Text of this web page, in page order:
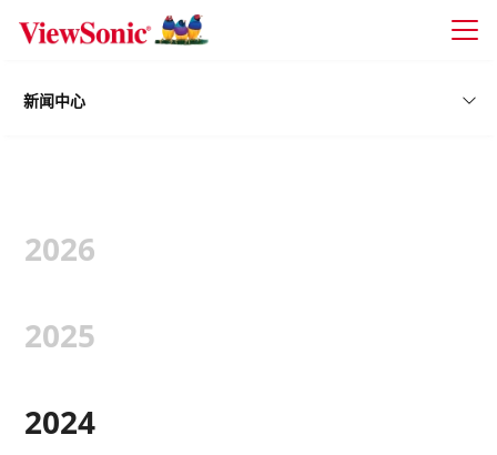
Skip to main content
新闻中心
2026
2025
2024